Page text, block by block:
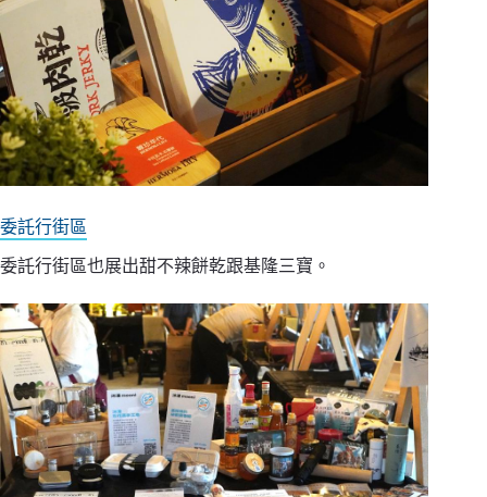
委託行街區
委託行街區也展出甜不辣餅乾跟基隆三寶。